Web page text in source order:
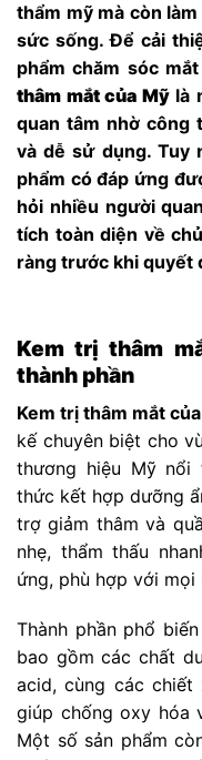
thẩm mỹ mà còn
sức sống. Để cải
phẩm chăm sóc
thâm mắt của Mỹlà
quan tâm nhờ công
và dễ sử dụng. Tuy
phẩm có đáp ứng
hỏi nhiều người
tích toàn diện về
ràng trước khi quyết
Kem trị thâm
thành phần
Kem trị thâm mắt
kế chuyên biệt cho
thương hiệu Mỹ nổi
thức kết hợp dưỡng
trợ giảm thâm và
nhẹ, thẩm thấu
ứng, phù hợp với mọi
Thành phần phổ
bao gồm các chất
acid, cùng các
giúp chống oxy hóa
Một số sản phẩm